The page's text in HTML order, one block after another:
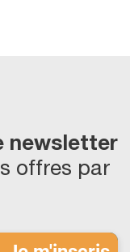
newsletter
offres par